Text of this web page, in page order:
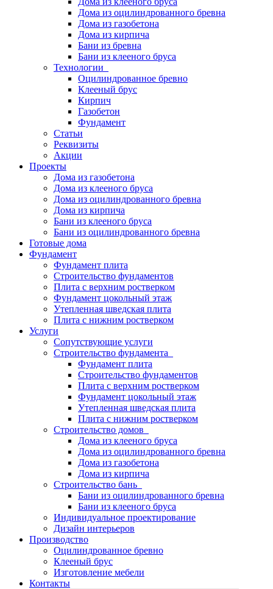
Дома из оцилиндрованного бревна
Дома из газобетона
Дома из кирпича
Бани из бревна
Бани из клееного бруса
Технологии
Оцилиндрованное бревно
Клееный брус
Кирпич
Газобетон
Фундамент
Статьи
Реквизиты
Акции
Проекты
Дома из газобетона
Дома из клееного бруса
Дома из оцилиндрованного бревна
Дома из кирпича
Бани из клееного бруса
Бани из оцилиндрованного бревна
Готовые дома
Фундамент
Фундамент плита
Строительство фундаментов
Плита с верхним ростверком
Фундамент цокольный этаж
Утепленная шведская плита
Плита с нижним ростверком
Услуги
Сопутствующие услуги
Строительство фундамента
Фундамент плита
Строительство фундаментов
Плита с верхним ростверком
Фундамент цокольный этаж
Утепленная шведская плита
Плита с нижним ростверком
Строительство домов
Дома из клееного бруса
Дома из оцилиндрованного бревна
Дома из газобетона
Дома из кирпича
Строительство бань
Бани из оцилиндрованного бревна
Бани из клееного бруса
Индивидуальное проектирование
Дизайн интерьеров
Производство
Оцилиндрованное бревно
Клееный брус
Изготовление мебели
Контакты